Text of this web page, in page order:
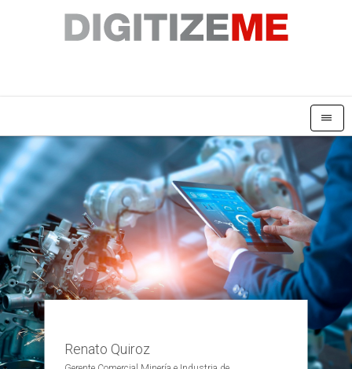
|||
Renato Quiroz